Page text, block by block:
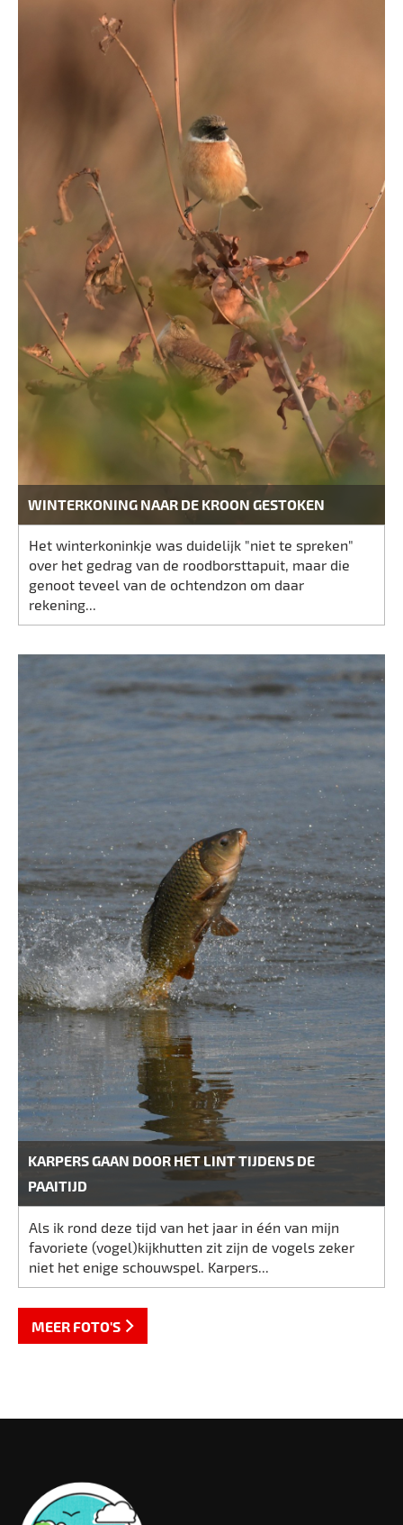
WINTERKONING NAAR DE KROON GESTOKEN
Het winterkoninkje was duidelijk "niet te spreken"
over het gedrag van de roodborsttapuit, maar die
genoot teveel van de ochtendzon om daar
rekening...
KARPERS GAAN DOOR HET LINT TIJDENS DE
PAAITIJD
Als ik rond deze tijd van het jaar in één van mijn
favoriete (vogel)kijkhutten zit zijn de vogels zeker
niet het enige schouwspel. Karpers...
MEER FOTO'S